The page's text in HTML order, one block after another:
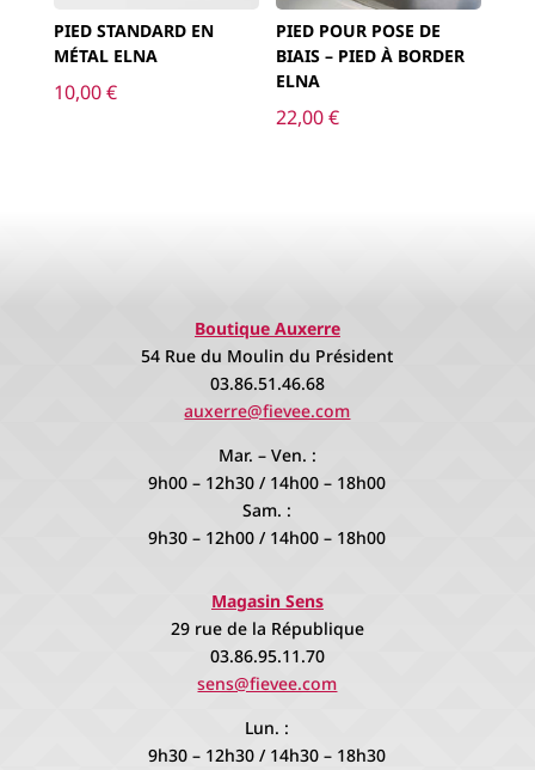
PIED STANDARD EN
MÉTAL ELNA
10,00€
PIED POUR POSE DE
BIAIS – PIED À BORDER
ELNA
22,00€
Boutique Auxerre
54 Rue du Moulin du Président
03.86.51.46.68
auxerre@fievee.com
Mar. – Ven. :
9h00 – 12h30 / 14h00 – 18h00
Sam. :
9h30 – 12h00 / 14h00 – 18h00
Magasin Sens
29 rue de la République
03.86.95.11.70
sens@fievee.com
Lun. :
9h30 – 12h30 / 14h30 – 18h30